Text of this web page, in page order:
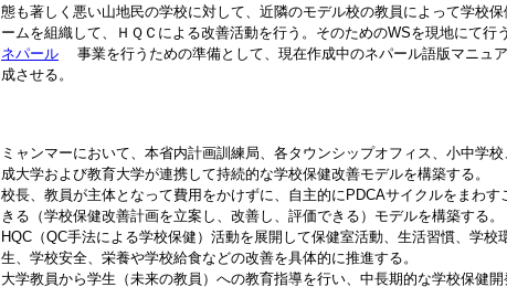
態も著しく悪い山地民の学校に対して、近隣のモデル校の教員によって学校保
ームを組織して、ＨＱＣによる改善活動を行う。そのためのWSを現地にて行う
ネパール 事業を行うための準備として、現在作成中のネパール語版マニュ
成させる。
ミャンマーにおいて、本省内計画訓練局、各タウンシップオフィス、小中学
成大学および教育大学が連携して持続的な学校保健改善モデルを構築する。
校長、教員が主体となって費用をかけずに、自主的にPDCAサイクルをまわす
きる（学校保健改善計画を立案し、改善し、評価できる）モデルを構築する。
HQC（QC手法による学校保健）活動を展開して保健室活動、生活習慣、学校
生、学校安全、栄養や学校給食などの改善を具体的に推進する。
大学教員から学生（未来の教員）への教育指導を行い、中長期的な学校保健開